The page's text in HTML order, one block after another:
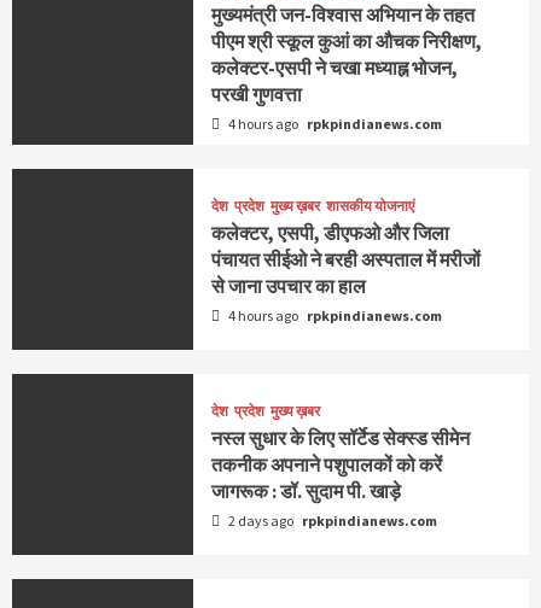
मुख्यमंत्री जन-विश्वास अभियान के तहत
पीएम श्री स्कूल कुआं का औचक निरीक्षण,
कलेक्टर-एसपी ने चखा मध्याह्न भोजन,
परखी गुणवत्ता
4 hours ago rpkpindianews.com
देश प्रदेश मुख्य ख़बर शासकीय योजनाएं
कलेक्टर, एसपी, डीएफओ और जिला
पंचायत सीईओ ने बरही अस्पताल में मरीजों
से जाना उपचार का हाल
4 hours ago rpkpindianews.com
देश प्रदेश मुख्य ख़बर
नस्ल सुधार के लिए सॉर्टेड सेक्स्ड सीमेन
तकनीक अपनाने पशुपालकों को करें
जागरूक : डॉ. सुदाम पी. खाड़े
2 days ago rpkpindianews.com